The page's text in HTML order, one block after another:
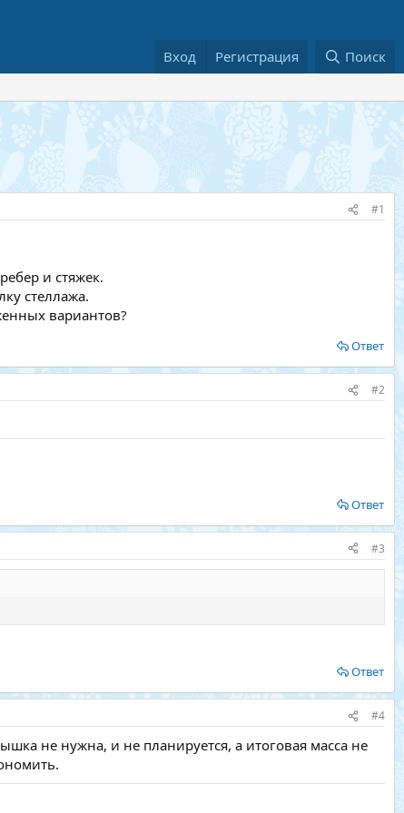
Вход Регистрация Поиск
#1
и стяжек.
стеллажа.
вариантов?
Ответ
#2
Ответ
#3
Ответ
#4
не нужна, и не планируется, а итоговая масса не